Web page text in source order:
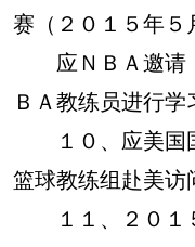
赛（２０１５年５
应ＮＢＡ邀请
ＢＡ教练员进行学
１０、应美国
篮球教练组赴美访
１１、２０１